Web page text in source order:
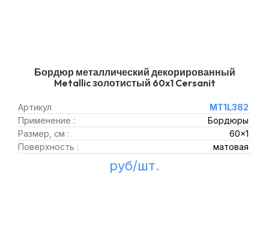
Бордюр металлический декорированный
Metallic золотистый 60x1 Cersanit
Артикул
MT1L382
Применение :
Бордюры
Размер, см :
60x1
Поверхность :
матовая
руб/шт.